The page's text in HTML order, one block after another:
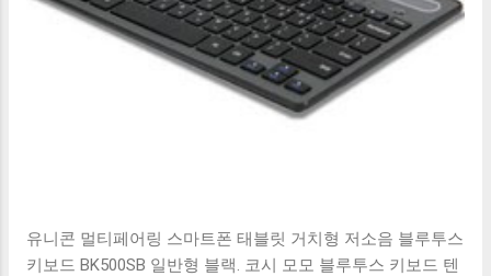
유니콘 멀티페어링 스마트폰 태블릿 거치형 저소음 블루투스
키보드 BK500SB 일반형 블랙. 코시 모모 블루투스 키보드 텐